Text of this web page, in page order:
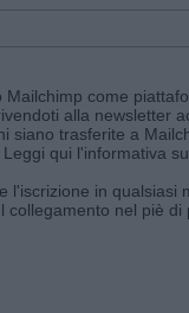
Mailchimp come
alla newsletter
siano trasferite a
Leggi qui l'informativa
l'iscrizione in qualsiasi
collegamento nel piè di